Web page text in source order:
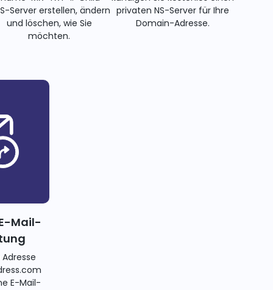
Server erstellen, ändern
und löschen, wie Sie
möchten.
privaten NS-Server für Ihre
Domain-Adresse.
Mail-
E-Mail-